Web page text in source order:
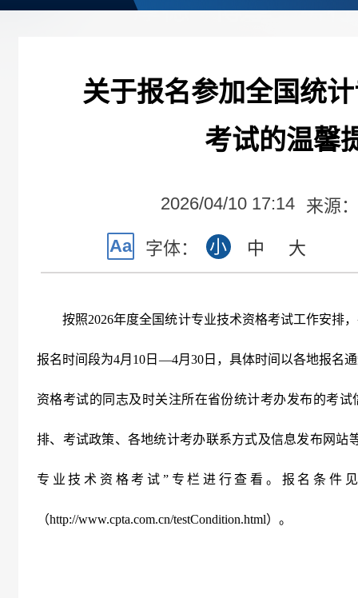
关于报名参加全国统
考试的温馨
2026/04/10 17:14 来源
Aa
字体： 小 中 大
按照2026年度全国统计专业技术资格考试工作安排
报名时间段为4月 10 日—4月 30日，具体时间以各地报名
资格考试的同志及时关注所在省份统计考办发布的考
排、考试政策、各地统计考办联系方式及信息发布网站
专业技术资格考试”专栏进行查看。报名条件
（http://www.cpta.com.cn/testCondition.html）。